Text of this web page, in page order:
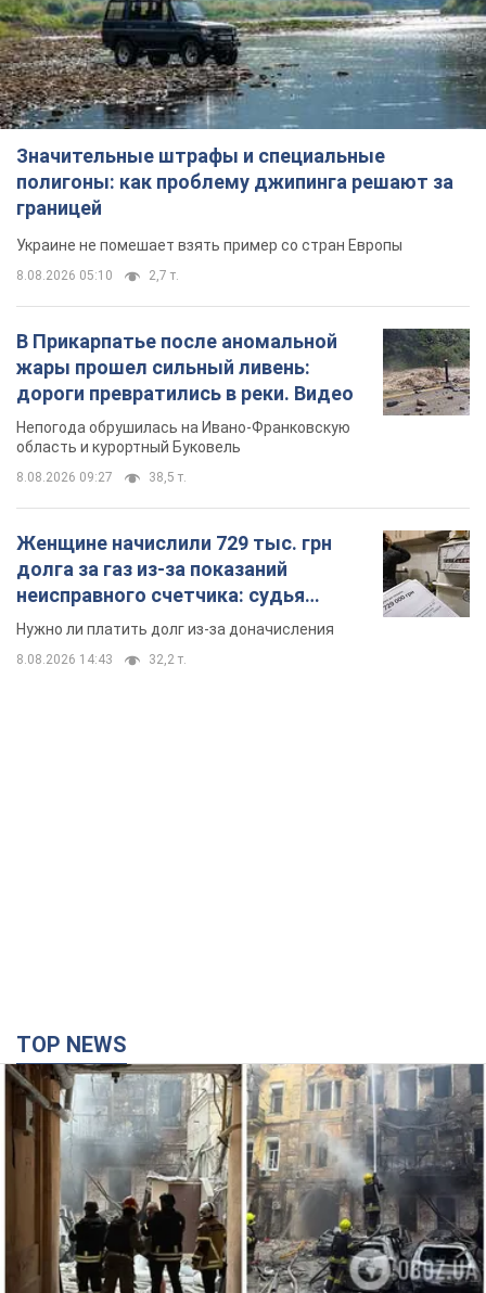
Значительные штрафы и специальные
полигоны: как проблему джипинга решают за
границей
Украине не помешает взять пример со стран Европы
8.08.2026 05:10 2,7 т.
В Прикарпатье после аномальной
жары прошел сильный ливень:
дороги превратились в реки. Видео
Непогода обрушилась на Ивано-Франковскую
область и курортный Буковель
8.08.2026 09:27 38,5 т.
Женщине начислили 729 тыс. грн
долга за газ из-за показаний
неисправного счетчика: судья
вынес неожиданное решение
Нужно ли платить долг из-за доначисления
8.08.2026 14:43 32,2 т.
TOP NEWS